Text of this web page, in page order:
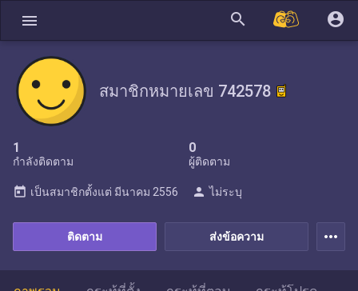
menu search account_circle
สมาชิกหมายเลข 742578
1
กำลังติดตาม
0
ผู้ติดตาม
ส่งข้อความ
ติดตาม
today เป็นสมาชิกตั้งแต่ มีนาคม 2556 person ไม่ระบุ
more_horiz